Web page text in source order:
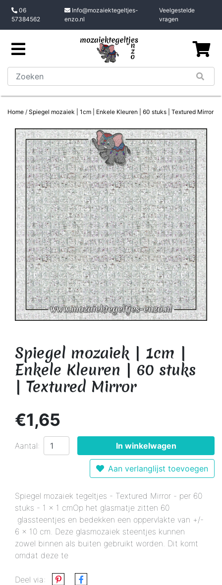
06
57384562
Info@mozaiektegeltjes-
enzo.nl
Veelgestelde
vragen
Home / Spiegel mozaiek | 1cm | Enkele Kleuren | 60 stuks | Textured Mirror
Spiegel mozaiek | 1cm |
Enkele Kleuren | 60 stuks
| Textured Mirror
€1,65
Aantal: In winkelwagen
Aan verlanglijst toevoegen
Spiegel mozaiek tegeltjes - Textured Mirror - per 60
stuks - 1 x 1 cmOp het glasmatje zitten 60
glassteentjes en bedekken een oppervlakte van +/-
6 x 10 cm. Deze glasmozaiek steentjes kunnen
zowel binnen als buiten gebruikt worden. Dit komt
omdat deze te
Deel via: